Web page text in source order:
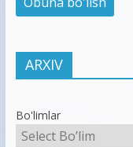
ARXIV
Bo'limlar